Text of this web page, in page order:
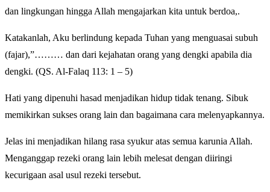
dan lingkungan hingga Allah mengajarkan kita untuk berdoa,.
Katakanlah, Aku berlindung kepada Tuhan yang menguasai subuh
(fajar),”……… dan dari kejahatan orang yang dengki apabila dia
dengki. (QS. Al-Falaq 113: 1 – 5)
Hati yang dipenuhi hasad menjadikan hidup tidak tenang. Sibuk
memikirkan sukses orang lain dan bagaimana cara melenyapkannya.
Jelas ini menjadikan hilang rasa syukur atas semua karunia Allah.
Menganggap rezeki orang lain lebih melesat dengan diiringi
kecurigaan asal usul rezeki tersebut.